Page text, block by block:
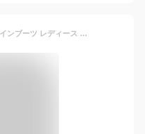
[アモジ] レインブーツ メンズ レインブーツ レディース ショート レインシューズ メンズ レインシューズ レディース チェルシーシューズ チェルシーブーツ サイドゴア ショートブーツ れいんぶーつ メンズ れいんしゅーず めんず れでぃーす スーツ オフィス 雨靴 防水 通勤 レインシューズ おしゃれ レインブーツ ビジネス 長靴 ハイカット ショート アウトドアブーツ メンズ KL-1000 黒 ブラック 25.0cm